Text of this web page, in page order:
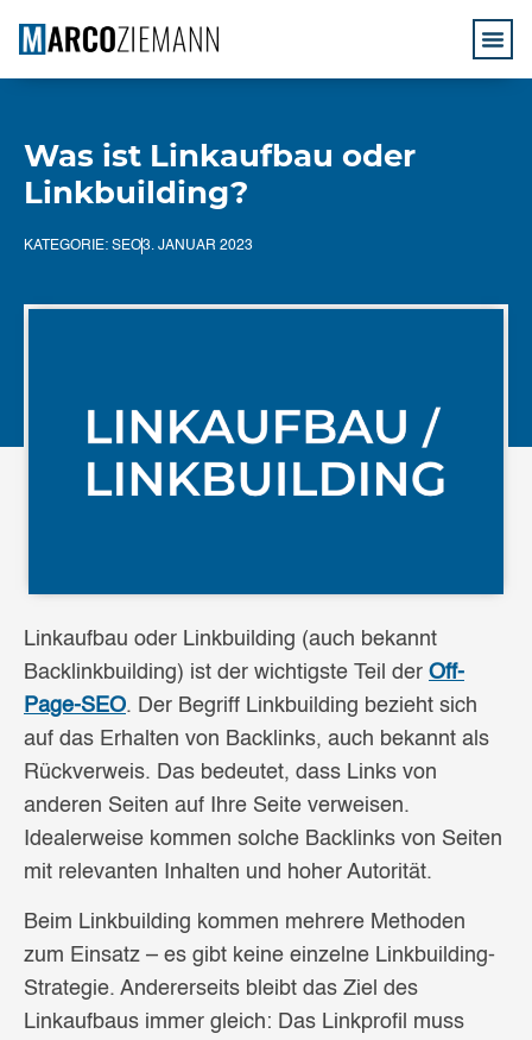
Was ist Linkaufbau oder
Linkbuilding?
KATEGORIE: SEO3. JANUAR 2023
Linkaufbau oder Linkbuilding (auch bekannt
Backlinkbuilding) ist der wichtigste Teil der Off-
Page-SEO. Der Begriff Linkbuilding bezieht sich
auf das Erhalten von Backlinks, auch bekannt als
Rückverweis. Das bedeutet, dass Links von
anderen Seiten auf Ihre Seite verweisen.
Idealerweise kommen solche Backlinks von Seiten
mit relevanten Inhalten und hoher Autorität.
Beim Linkbuilding kommen mehrere Methoden
zum Einsatz – es gibt keine einzelne Linkbuilding-
Strategie. Andererseits bleibt das Ziel des
Linkaufbaus immer gleich: Das Linkprofil muss